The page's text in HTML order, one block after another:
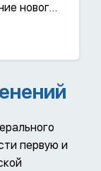
нового
первую и